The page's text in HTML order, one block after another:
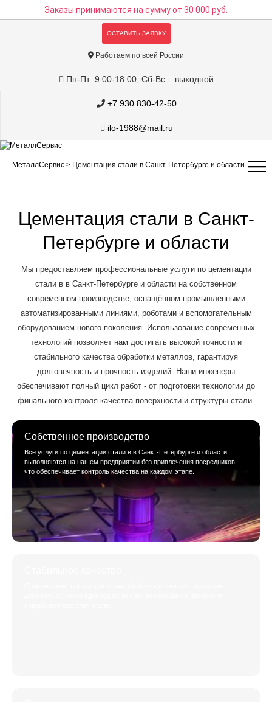
Заказы принимаются на суммуот 30 000 руб.
ОСТАВИТЬ ЗАЯВКУ
Работаем по всей России
Пн-Пт: 9:00-18:00, Сб-Вс – выходной
+7 930 830-42-50
ilo-1988@mail.ru
МеталлСервис > Цементация стали в Санкт-Петербурге и области
Цементация стали в Санкт-
Петербурге и области
Мы предоставляем профессиональные услуги по цементации
стали в в Санкт-Петербурге и области на собственном
современном производстве, оснащённом промышленными
автоматизированными линиями, роботами и вспомогательным
оборудованием нового поколения. Использование современных
технологий позволяет нам достигать высокой точности и
стабильного качества обработки металлов, гарантируя
долговечность и прочность изделий. Наши инженеры
обеспечивают полный цикл работ - от подготовки технологии до
финального контроля качества поверхности и структуры стали.
Собственное производство
Все услуги по цементации стали в в Санкт-Петербурге и области
выполняются на нашем предприятии без привлечения посредников,
что обеспечивает контроль качества на каждом этапе.